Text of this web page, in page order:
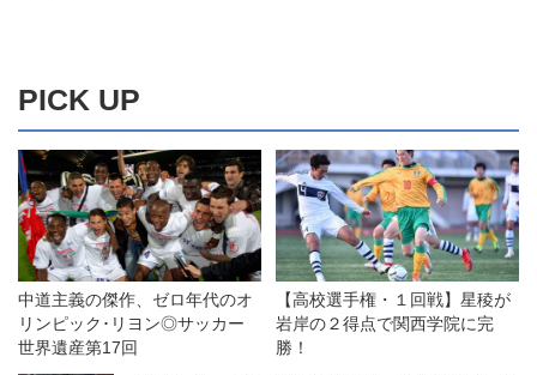
PICK UP
中道主義の傑作、ゼロ年代のオ
リンピック･リヨン◎サッカー
世界遺産第17回
【高校選手権・１回戦】星稜が
岩岸の２得点で関西学院に完
勝！